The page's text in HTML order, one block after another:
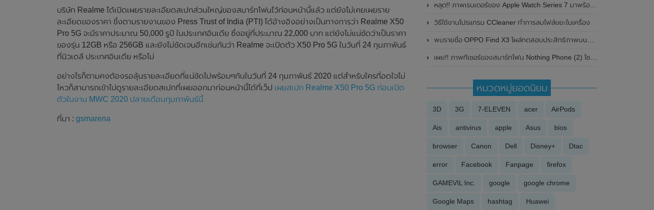
บริษัท Realme ได้เปิดเผยรายละเอียดสเปกส่วนใหญ่ของสมาร์ทโฟนไว้ก่อนหน้านี้แล้ว แต่ยังไม่เคยเผยราย
ละเอียดของราคา ซึ่งตามรายงานของ Press Trust of India (PTI) ได้อ้างอิงอย่างเป็นทางการว่า Realme X50
Pro 5G จะมีราคาประมาณ 50,000 รูปี ในประเทศอินเดีย ซึ่งอยู่ที่ประมาณ 22,000 บาท แต่ยังไม่แน่ชัดว่าเป็นราคา
ของรุ่น 12GB หรือ 256GB และยังไม่ชัดเจนอีกเช่นกันว่า Realme จะเปิดตัว X50 Pro 5G ในวันที่ 24 กุมภาพันธ์
ที่นิวเดลี ประเทศอินเดีย หรือไม่
อย่างไรก็ตามคงต้องรอลุ้นรายละเอียดที่แน่ชัดไปพร้อมๆกันในวันที่ 24 กุมภาพันธ์ 2020 แต่สำหรับใครที่อดใจไม่
ไหวก็สามารถเข้าไปดูรายละเอียดสเปกที่เผยออกมาก่อนหน้านี้ได้ที่เว็ป เผยสเปก Realme X50 Pro 5G ก่อนเปิด
ตัวในงาน MWC 2020 ปลายเดือนกุมภาพันธ์นี้
ที่มา : gsmarena
หลุด!! ภาพเรนเดอร์ของ Apple Watch Series 7 มาพร้อมดีไซน์ใหม่ขอบเหลี่ยม
วิธีใช้งานโปรแกรม CCleaner ทำการลบไฟล์ขยะในเครื่อง
พบรายชื่อ OPPO Find X3 โผล่ทดสอบประสิทธิภาพบนแอป Benchmark , AnTuTu และ AIDA 64 อาจมาพร้อมกับชิปเซ็ต Snapdragon 870 , RAM 8GB
เผย!! ภาพทีเซอร์ของสมาร์ทโฟน Nothing Phone (2) โชว์ดีไซน์ของตัวเครื่องให้เห็นบางส่วน มาพร้อมไฟ LED แบบใหม่
หมวดหมู่ยอดนิยม
3D 3G 7-ELEVEN acer AirPods
Ais antivirus apple Asus bios
browser Canon Dell Disney+ Dtac
error Facebook Fanpage firefox
GAMEVIL Inc. google google chrome
Google Maps hashtag Huawei